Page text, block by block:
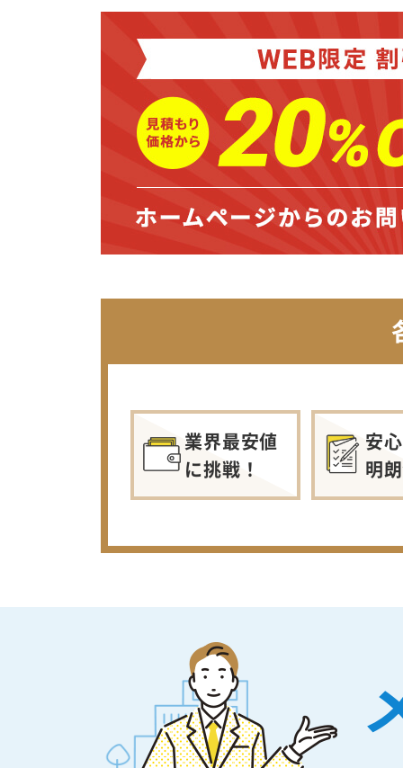
業界最安値
に挑戦！
安
明